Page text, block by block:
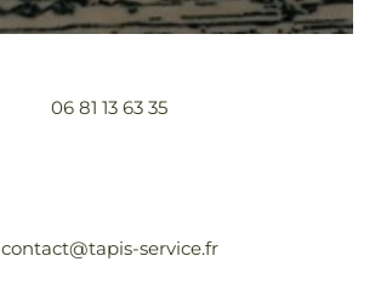
06 81 13 63 35
contact@tapis-service.fr